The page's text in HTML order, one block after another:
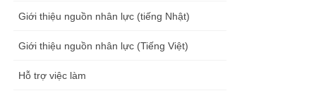
Giới thiệu nguồn nhân lực (tiếng Nhật)
Giới thiệu nguồn nhân lực (Tiếng Việt)
Hỗ trợ việc làm